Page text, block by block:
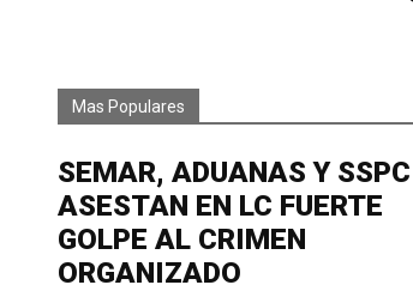
Mas Populares
SEMAR, ADUANAS Y SSPC
ASESTAN EN LC FUERTE
GOLPE AL CRIMEN
ORGANIZADO